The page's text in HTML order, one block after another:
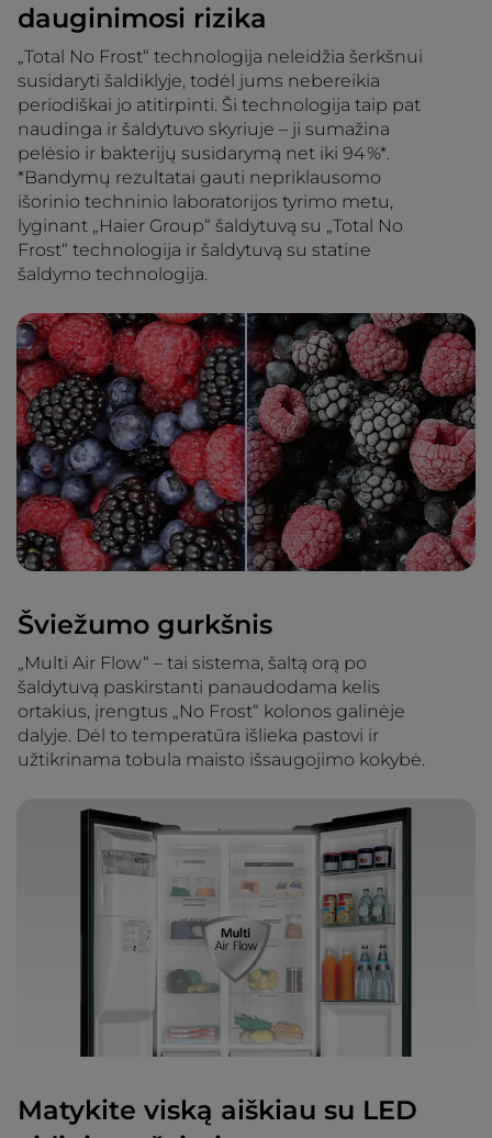
dauginimosi rizika
„Total No Frost“ technologija neleidžia šerkšnui
susidaryti šaldiklyje, todėl jums nebereikia
periodiškai jo atitirpinti. Ši technologija taip pat
naudinga ir šaldytuvo skyriuje – ji sumažina
pelėsio ir bakterijų susidarymą net iki 94 %*.
*Bandymų rezultatai gauti nepriklausomo
išorinio techninio laboratorijos tyrimo metu,
lyginant „Haier Group“ šaldytuvą su „Total No
Frost“ technologija ir šaldytuvą su statine
šaldymo technologija.
Šviežumo gurkšnis
„Multi Air Flow“ – tai sistema, šaltą orą po
šaldytuvą paskirstanti panaudodama kelis
ortakius, įrengtus „No Frost“ kolonos galinėje
dalyje. Dėl to temperatūra išlieka pastovi ir
užtikrinama tobula maisto išsaugojimo kokybė.
Matykite viską aiškiau su LED